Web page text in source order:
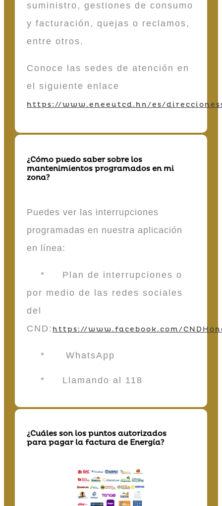
suministro, gestiones de consumo
y facturación, quejas o reclamos,
entre otros.
Conoce las sedes de atención en
el siguiente enlace
https://www.eneeutcd.hn/es/
¿Cómo puedo saber sobre los
mantenimientos programados en mi
zona?
Puedes ver las interrupciones
programadas en nuestra aplicación
en línea:
* Plan de interrupciones o
por medio de las redes sociales
del
CND: https://www.facebook.com/
* WhatsApp
* Llamando al 118
¿Cuáles son los puntos autorizados
para pagar la factura de Energía?